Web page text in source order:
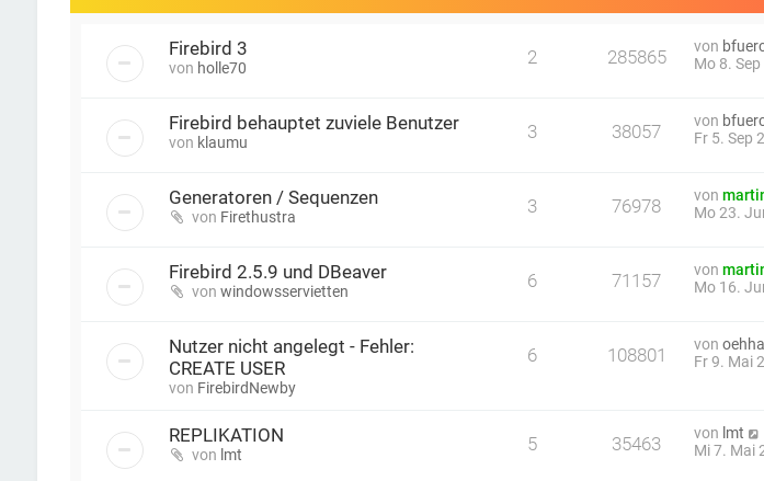
Firebird 3
von holle70 2 285865 von
Mo 8.
Firebird behauptet zuviele Benutzer
von klaumu 3 38057 von
Fr 5. Sep
Generatoren / Sequenzen
von Firethustra 3 76978 von
Mo 23.
Firebird 2.5.9 und DBeaver
von windowsservietten 6 71157 von
Mo 16.
Nutzer nicht angelegt - Fehler:
CREATE USER
von FirebirdNewby
6 108801 von
Fr 9. Mai
REPLIKATION
von lmt 5 35463 von lmt
Mi 7. Mai